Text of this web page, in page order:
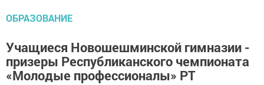
ОБРАЗОВАНИЕ
Учащиеся Новошешминской гимназии -
призеры Республиканского чемпионата
«Молодые профессионалы» РТ